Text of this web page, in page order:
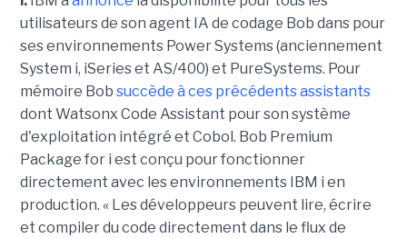
utilisateurs de son agent IA de codage Bob dans pour
ses environnements Power Systems (anciennement
System i, iSeries et AS/400) et PureSystems. Pour
mémoire Bob succède à ces précédents assistants
dont Watsonx Code Assistant pour son système
d'exploitation intégré et Cobol. Bob Premium
Package for i est conçu pour fonctionner
directement avec les environnements IBM i en
production. « Les développeurs peuvent lire, écrire
et compiler du code directement dans le flux de